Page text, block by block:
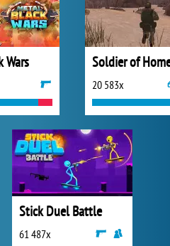
Wars
20 583x
Stick Duel Battle
61 487x